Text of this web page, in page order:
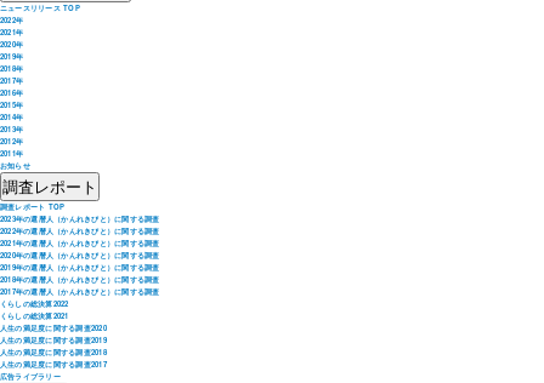
ニュースリリース TOP
2022年
2021年
2020年
2019年
2018年
2017年
2016年
2015年
2014年
2013年
2012年
2011年
お知らせ
調査レポート
調査レポート TOP
2023年の還暦人（かんれきびと）に関する調査
2022年の還暦人（かんれきびと）に関する調査
2021年の還暦人（かんれきびと）に関する調査
2020年の還暦人（かんれきびと）に関する調査
2019年の還暦人（かんれきびと）に関する調査
2018年の還暦人（かんれきびと）に関する調査
2017年の還暦人（かんれきびと）に関する調査
くらしの総決算2022
くらしの総決算2021
人生の満足度に関する調査2020
人生の満足度に関する調査2019
人生の満足度に関する調査2018
人生の満足度に関する調査2017
広告ライブラリー